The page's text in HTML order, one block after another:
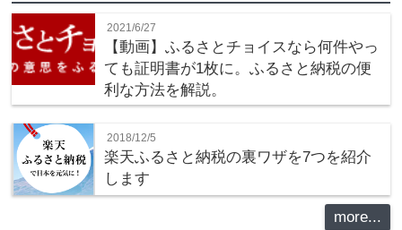
2021/6/27
【動画】ふるさとチョイスなら何件やっ
ても証明書が1枚に。ふるさと納税の便
利な方法を解説。
2018/12/5
楽天ふるさと納税の裏ワザを7つを紹介
します
more...